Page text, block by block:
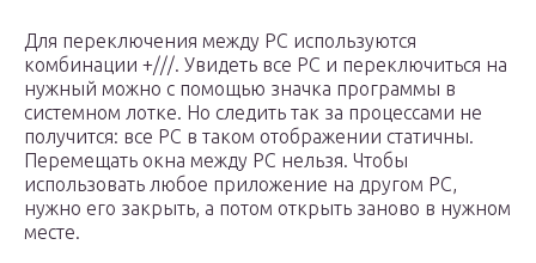
Для переключения между РС используются
комбинации +///. Увидеть все РС и переключиться на
нужный можно с помощью значка программы в
системном лотке. Но следить так за процессами не
получится: все РС в таком отображении статичны.
Перемещать окна между РС нельзя. Чтобы
использовать любое приложение на другом РС,
нужно его закрыть, а потом открыть заново в нужном
месте.